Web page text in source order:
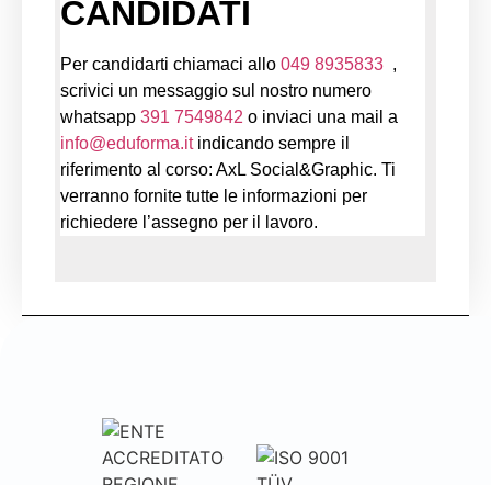
CANDIDATI
Per candidarti chiamaci allo 049 8935833 ,
scrivici un messaggio sul nostro numero
whatsapp 391 7549842 o inviaci una mail a
info@eduforma.itindicando sempre il
riferimento al corso: AxL Social&Graphic. Ti
verranno fornite tutte le informazioni per
richiedere l’assegno per il lavoro.